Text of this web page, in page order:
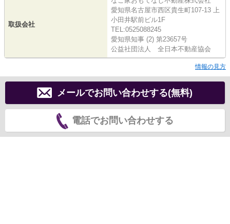
取扱会社
愛知県名古屋市西区貴生町107-13 上
小田井駅前ビル1F
TEL:0525088245
愛知県知事 (2) 第23657号
公益社団法人 全日本不動産協会
情報の見方
メールでお問い合わせする(無料)
電話でお問い合わせする